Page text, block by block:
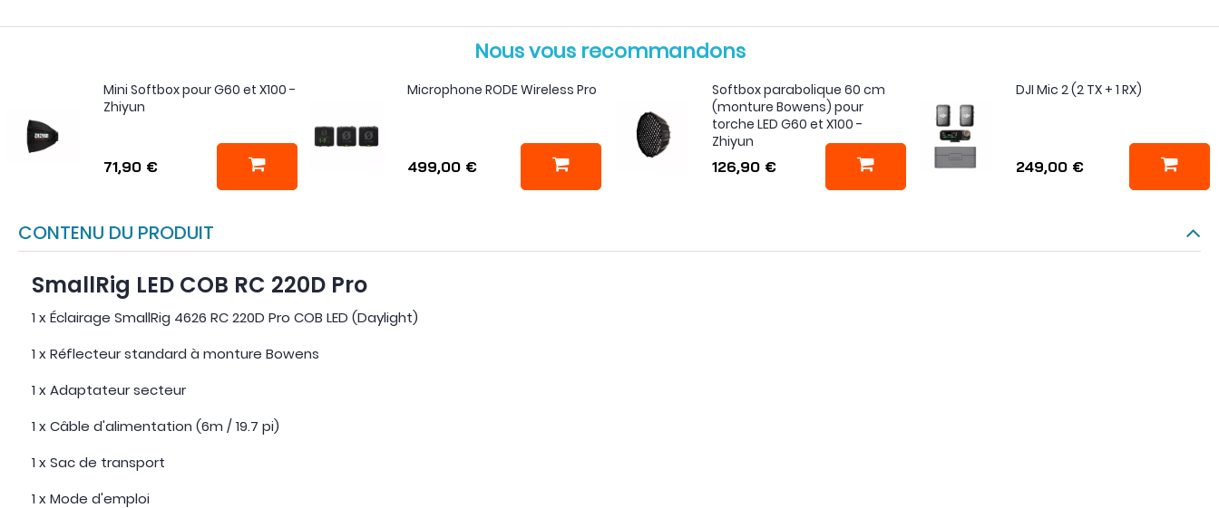
Nous vous recommandons
Mini Softbox pour G60 et X100 -
Zhiyun
71,90 €
Microphone RODE Wireless Pro
499,00 €
Softbox parabolique 60 cm
(monture Bowens) pour
torche LED G60 et X100 -
Zhiyun
126,90 €
DJI Mic 2 (2 TX + 1 RX)
249,00 €
CONTENU DU PRODUIT
SmallRig LED COB RC 220D Pro
1 x Éclairage SmallRig 4626 RC 220D Pro COB LED (Daylight)
1 x Réflecteur standard à monture Bowens
1 x Adaptateur secteur
1 x Câble d'alimentation (6m / 19.7 pi)
1 x Sac de transport
1 x Mode d'emploi